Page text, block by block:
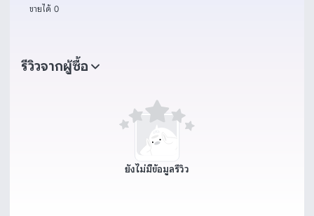
ขายได้ 0
รีวิวจากผู้ซื้อ
ยังไม่มีข้อมูลรีวิว